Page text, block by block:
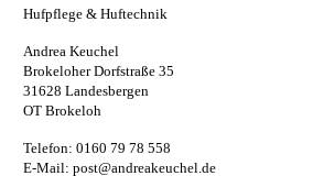
Hufpflege & Huftechnik
Andrea Keuchel
Brokeloher Dorfstraße 35
31628 Landesbergen
OT Brokeloh
Telefon: 0160 79 78 558
E-Mail: post@andreakeuchel.de